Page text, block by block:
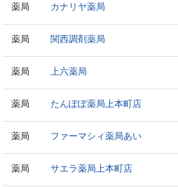
薬局 カナリヤ薬局
薬局 関西調剤薬局
薬局 上六薬局
薬局 たんぽぽ薬局上本町店
薬局 ファーマシィ薬局あい
薬局 サエラ薬局上本町店